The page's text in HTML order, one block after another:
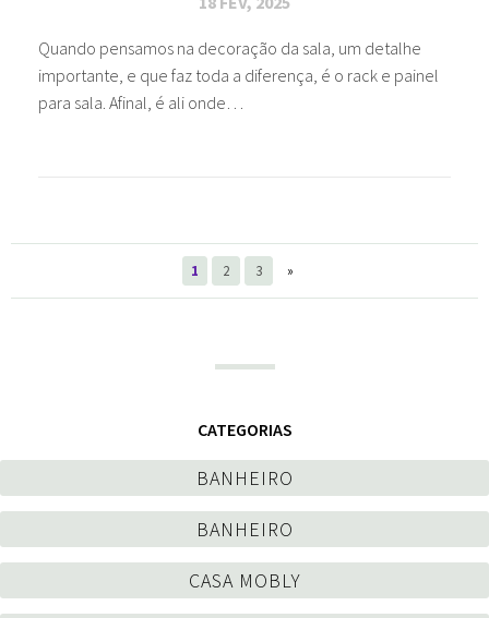
Quando pensamos na decoração da sala, um detalhe
importante, e que faz toda a diferença, é o rack e painel
para sala. Afinal, é ali onde…
1 2 3 »
CATEGORIAS
BANHEIRO
BANHEIRO
CASA MOBLY